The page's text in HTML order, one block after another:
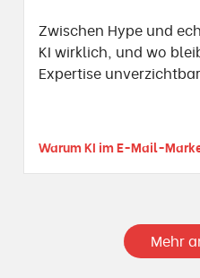
Zwischen Hype und
KI wirklich, und wo
Expertise
Warum KI im E-Mail-
Mehr